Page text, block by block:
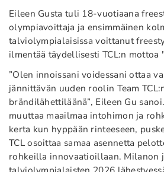
Eileen Gusta tuli 18-vuotiaana
olympiavoittaja ja ensimmäinen
talviolympialaisissa voittanut
ilmentää täydellisesti TCL:n mottoa
”Olen innoissani voidessani ottaa
jännittävän uuden roolin Team
brändilähettiläänä”, Eileen Gu
muuttaa maailmaa intohimon ja
kerta kun hyppään rinteeseen,
TCL osoittaa samaa asennetta
rohkeilla innovaatioillaan. Milanon